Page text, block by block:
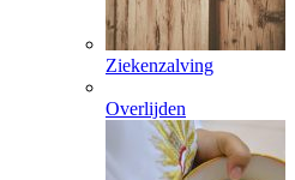
Ziekenzalving
Overlijden